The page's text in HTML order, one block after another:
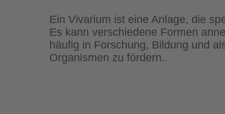
Ein Vivarium ist eine Anlage, die
Es kann verschiedene Formen
häufig in Forschung, Bildung und
Organismen zu fördern.